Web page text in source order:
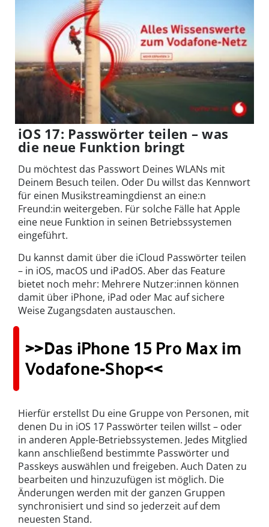
iOS 17: Passwörter teilen – was
die neue Funktion bringt
Du möchtest das Passwort Deines WLANs mit
Deinem Besuch teilen. Oder Du willst das Kennwort
für einen Musikstreamingdienst an eine:n
Freund:in weitergeben. Für solche Fälle hat Apple
eine neue Funktion in seinen Betriebssystemen
eingeführt.
Du kannst damit über die iCloud Passwörter teilen
– in iOS, macOS und iPadOS. Aber das Feature
bietet noch mehr: Mehrere Nutzer:innen können
damit über iPhone, iPad oder Mac auf sichere
Weise Zugangsdaten austauschen.
>>Das iPhone 15 Pro Max im
Vodafone-Shop<<
Hierfür erstellst Du eine Gruppe von Personen, mit
denen Du in iOS 17 Passwörter teilen willst – oder
in anderen Apple-Betriebssystemen. Jedes Mitglied
kann anschließend bestimmte Passwörter und
Passkeys auswählen und freigeben. Auch Daten zu
bearbeiten und hinzuzufügen ist möglich. Die
Änderungen werden mit der ganzen Gruppen
synchronisiert und sind so jederzeit auf dem
neuesten Stand.